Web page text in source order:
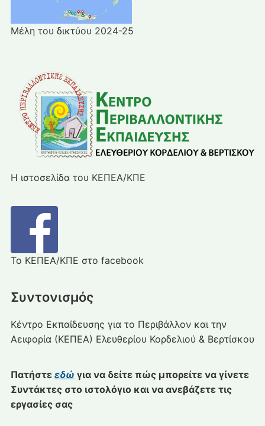
Μέλη του δικτύου 2024-25
Η ιστοσελίδα του ΚΕΠΕΑ/ΚΠΕ
Το ΚΕΠΕΑ/ΚΠΕ στο facebook
Συντονισμός
Κέντρο Εκπαίδευσης για το Περιβάλλον και την
Αειφορία (ΚΕΠΕΑ) Ελευθερίου Κορδελιού & Βερτίσκου
Πατήστε εδώ για να δείτε πώς μπορείτε να γίνετε
Συντάκτες στο ιστολόγιο και να ανεβάζετε τις
εργασίες σας